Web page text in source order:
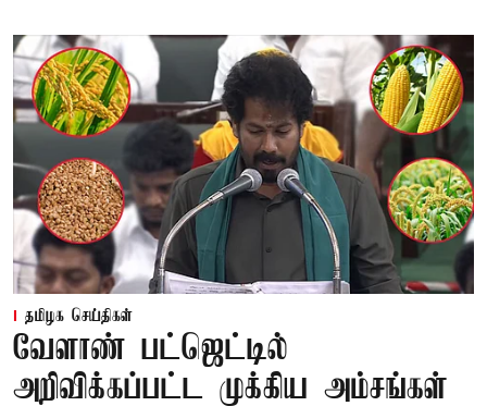
தமிழக செய்திகள்
வேளாண் பட்ஜெட்டில்
அறிவிக்கப்பட்ட முக்கிய அம்சங்கள்